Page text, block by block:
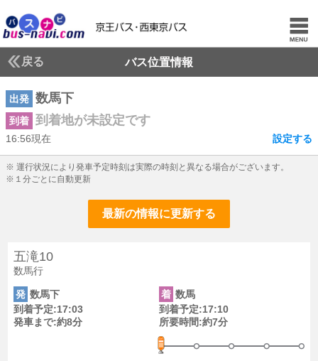
戻る バス位置情報
出発 数馬下
到着 到着地が未設定です
設定する
16:56現在
※ 運行状況により発車予定時刻は実際の時刻と異なる場合がございます。
※１分ごとに自動更新
最新の情報に更新する
五滝10
数馬行
発 数馬下
到着予定:17:03
発車まで:約8分
着 数馬
到着予定:17:10
所要時間:約7分